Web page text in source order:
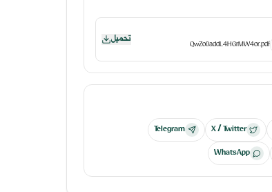
QwZo0addL4HGrMW4or.pdf تحميل
X / Twitter
Telegram
WhatsApp